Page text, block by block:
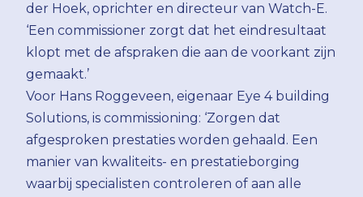
der Hoek, oprichter en directeur van Watch-E.
‘Een commissioner zorgt dat het eindresultaat
klopt met de afspraken die aan de voorkant zijn
gemaakt.’
Voor Hans Roggeveen, eigenaar Eye 4 building
Solutions, is commissioning: ‘Zorgen dat
afgesproken prestaties worden gehaald. Een
manier van kwaliteits- en prestatieborging
waarbij specialisten controleren of aan alle